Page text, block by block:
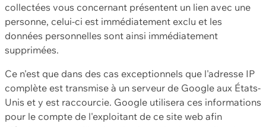
collectées vous concernant présentent un lien avec une
personne, celui-ci est immédiatement exclu et les
données personnelles sont ainsi immédiatement
supprimées.
Ce n'est que dans des cas exceptionnels que l'adresse IP
complète est transmise à un serveur de Google aux États-
Unis et y est raccourcie. Google utilisera ces informations
pour le compte de l'exploitant de ce site web afin